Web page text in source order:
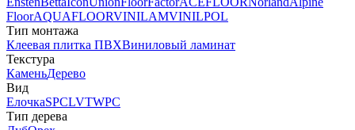
FloorAQUAFLOORVINILAMVINILPOL
Тип монтажа
Клеевая плитка ПВХВиниловый ламинат
Текстура
КаменьДерево
Вид
ЕлочкаSPCLVTWPC
Тип дерева